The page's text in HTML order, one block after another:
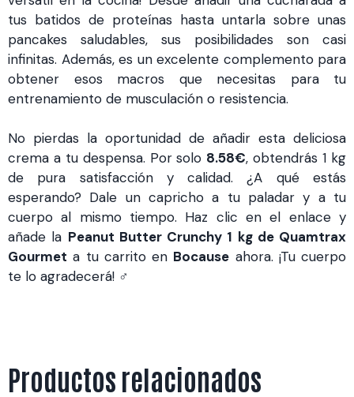
tus batidos de proteínas hasta untarla sobre unas
pancakes saludables, sus posibilidades son casi
infinitas. Además, es un excelente complemento para
obtener esos macros que necesitas para tu
entrenamiento de musculación o resistencia.
No pierdas la oportunidad de añadir esta deliciosa
crema a tu despensa. Por solo 8.58€, obtendrás 1 kg
de pura satisfacción y calidad. ¿A qué estás
esperando? Dale un capricho a tu paladar y a tu
cuerpo al mismo tiempo. Haz clic en el enlace y
añade la Peanut Butter Crunchy 1 kg de Quamtrax
Gourmet a tu carrito en Bocause ahora. ¡Tu cuerpo
te lo agradecerá! ️‍♂️
Productos relacionados